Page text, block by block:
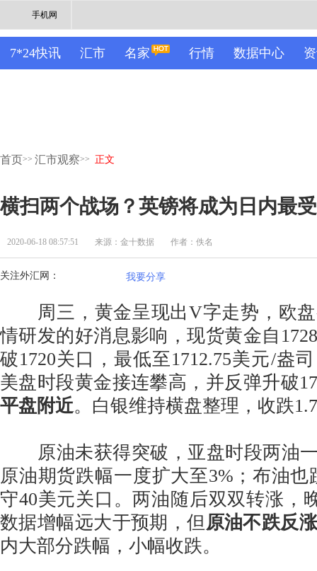
手机网
7*24快讯 汇市 名家 行情 数据中心
首页>> 汇市观察>> 正文
横扫两个战场？英镑将成为日内最
2020-06-18 08:57:51 来源：金十数据 作者：佚名
关注外汇网： 我要分享
周三，黄金呈现出V字走势，欧盘
情研发的好消息影响，现货黄金自
破1720关口，最低至1712.75美元/盎
美盘时段黄金接连攀高，并反弹升破
平盘附近。白银维持横盘整理，收跌
原油未获得突破，亚盘时段两油
原油期货跌幅一度扩大至3%；布油也
守40美元关口。两油随后双双转涨，
数据增幅远大于预期，但 原油不跌反
内大部分跌幅，小幅收跌。